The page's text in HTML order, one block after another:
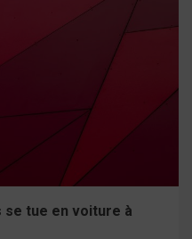
se tue en voiture à